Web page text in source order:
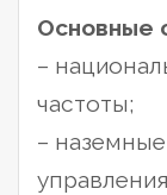
Основные
–
частоты;
–